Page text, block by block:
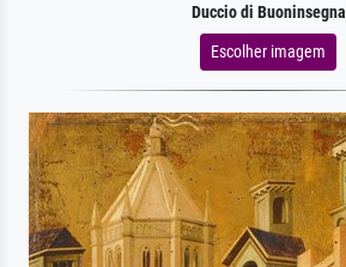
Duccio di Buoninsegna
Escolher imagem